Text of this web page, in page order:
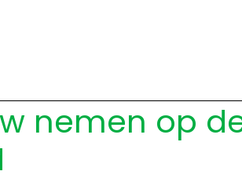
nemen op